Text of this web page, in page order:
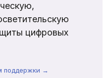
цифровых
поддержки →